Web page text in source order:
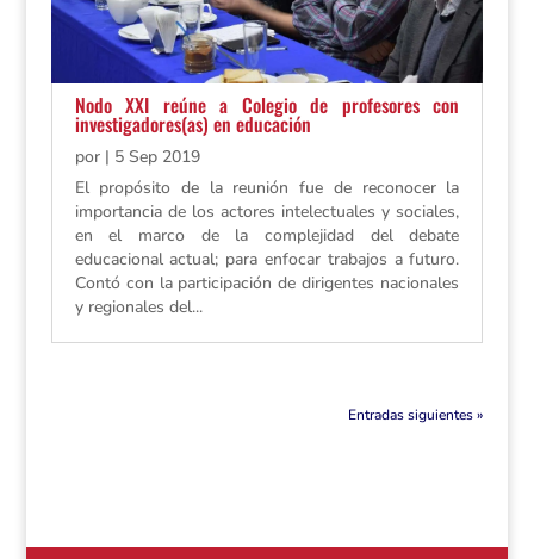
Nodo XXI reúne a Colegio de profesores con
investigadores(as) en educación
por | 5 Sep 2019
El propósito de la reunión fue de reconocer la
importancia de los actores intelectuales y sociales,
en el marco de la complejidad del debate
educacional actual; para enfocar trabajos a futuro.
Contó con la participación de dirigentes nacionales
y regionales del...
Entradas siguientes »